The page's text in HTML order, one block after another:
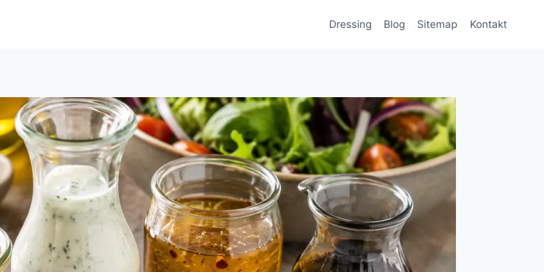
Dressing Blog Sitemap Kontakt